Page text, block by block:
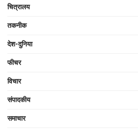
चित्रालय
तकनीक
देश-दुनिया
फीचर
विचार
संपादकीय
समाचार